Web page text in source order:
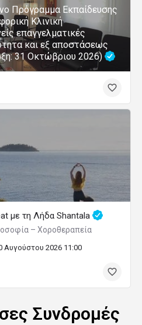
Πρόγραμμα Εκπαίδευσης
Κλινική
επαγγελματικές
και εξ αποστάσεως
31 Οκτώβριου 2026)
με τη Λήδα Shantala
– Χοροθεραπεία
Αυγούστου 2026 11:00
Συνδρομές